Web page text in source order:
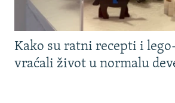
Kako su ratni recepti i
vraćali život u normalu